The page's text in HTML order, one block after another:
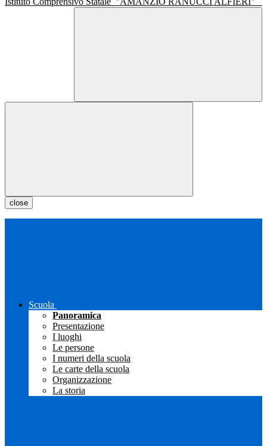
close
Scuola
Panoramica
Presentazione
I luoghi
Le persone
I numeri della scuola
Le carte della scuola
Organizzazione
La storia